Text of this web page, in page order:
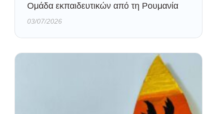
Oμάδα εκπαιδευτικών από τη Ρουμανία
03/07/2026